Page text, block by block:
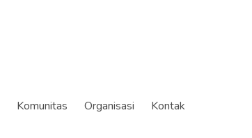
Komunitas Organisasi Kontak